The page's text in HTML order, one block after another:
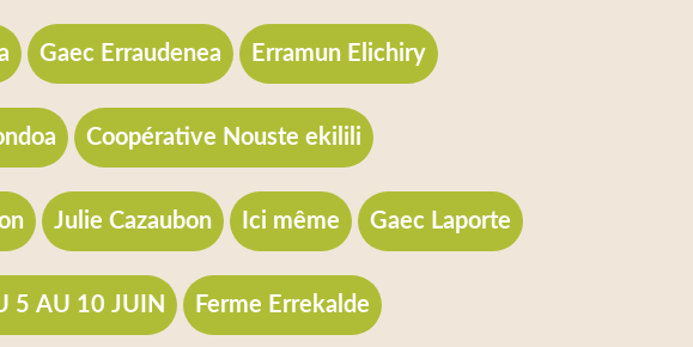
Gaec Erraudenea Erramun Elichiry
Coopérative Nouste ekilili
Julie Cazaubon Ici même Gaec Laporte
5 AU 10 JUIN Ferme Errekalde